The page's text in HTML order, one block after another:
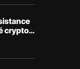
crypto